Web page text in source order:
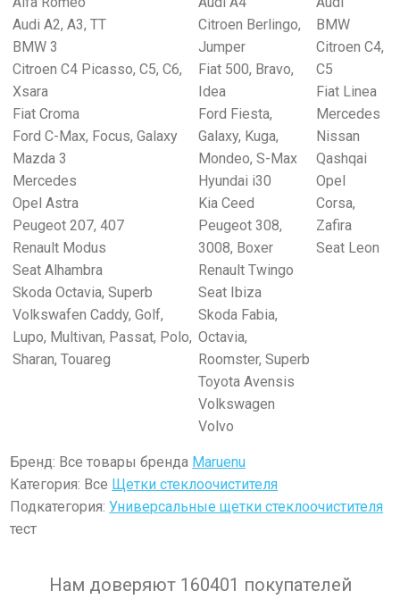
Audi A2, А3, TT
BMW 3
Citroen C4 Picasso, С5, С6,
Xsara
Fiat Croma
Ford C-Max, Focus, Galaxy
Mazda 3
Mercedes
Opel Astra
Peugeot 207, 407
Renault Modus
Seat Alhambra
Skoda Octavia, Superb
Volkswafen Caddy, Golf,
Lupo, Multivan, Passat, Polo,
Sharan, Touareg
Citroen Berlingo,
Jumper
Fiat 500, Bravo,
Idea
Ford Fiesta,
Galaxy, Kuga,
Mondeo, S-Max
Hyundai i30
Kia Ceed
Peugeot 308,
3008, Boxer
Renault Twingo
Seat Ibiza
Skoda Fabia,
Octavia,
Roomster, Superb
Toyota Avensis
Volkswagen
Volvo
BMW
Citroen C4,
C5
Fiat Linea
Mercedes
Nissan
Qashqai
Opel
Corsa,
Zafira
Seat Leon
Бренд: Все товары бренда Maruenu
Категория: Все Щетки стеклоочистителя
Подкатегория:Универсальные щетки стеклоочистителя
тест
Нам доверяют 160401 покупателей